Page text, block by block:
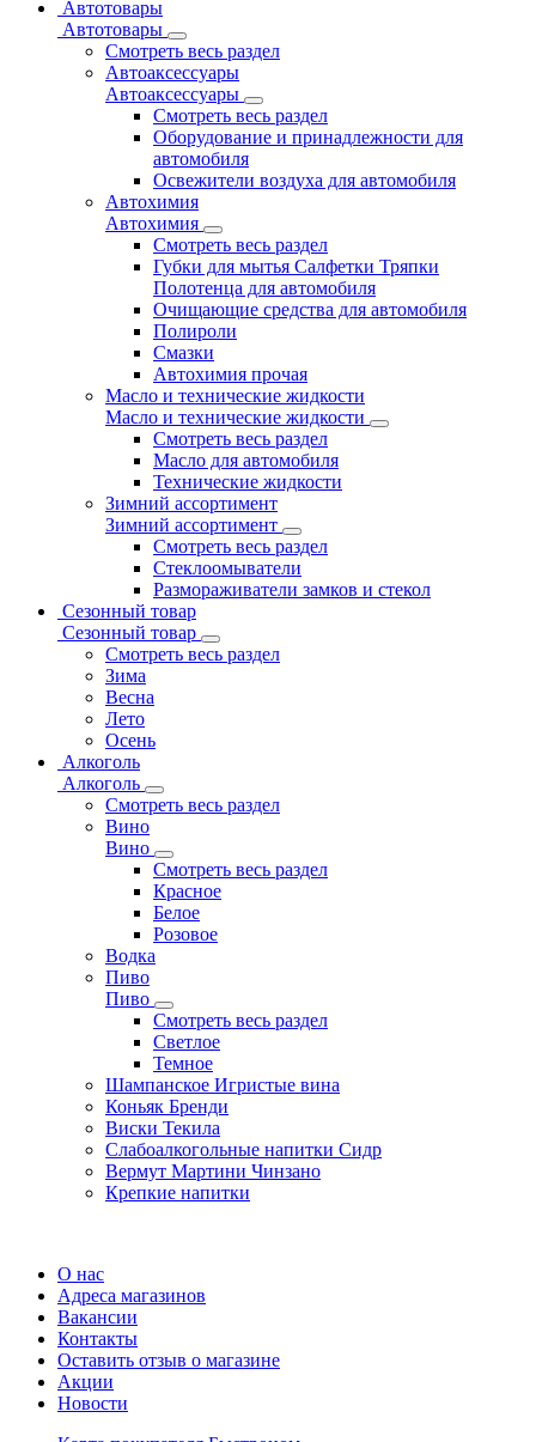
Автотовары
Автотовары
Смотреть весь раздел
Автоаксессуары
Автоаксессуары
Смотреть весь раздел
Оборудование и принадлежности для
автомобиля
Освежители воздуха для автомобиля
Автохимия
Автохимия
Смотреть весь раздел
Губки для мытья Салфетки Тряпки
Полотенца для автомобиля
Очищающие средства для автомобиля
Полироли
Смазки
Автохимия прочая
Масло и технические жидкости
Масло и технические жидкости
Смотреть весь раздел
Масло для автомобиля
Технические жидкости
Зимний ассортимент
Зимний ассортимент
Смотреть весь раздел
Стеклоомыватели
Размораживатели замков и стекол
Сезонный товар
Сезонный товар
Смотреть весь раздел
Зима
Весна
Лето
Осень
Алкоголь
Алкоголь
Смотреть весь раздел
Вино
Вино
Смотреть весь раздел
Красное
Белое
Розовое
Водка
Пиво
Пиво
Смотреть весь раздел
Cветлое
Темное
Шампанское Игристые вина
Коньяк Бренди
Виски Текила
Слабоалкогольные напитки Сидр
Вермут Мартини Чинзано
Крепкие напитки
О нас
Адреса магазинов
Вакансии
Контакты
Оставить отзыв о магазине
Акции
Новости